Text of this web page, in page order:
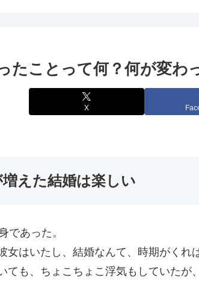
たことって何？何が変わ
X
えた結婚は楽しい
であった。
女はいたし、結婚なんて、時期がくれ
ても、ちょこちょこ浮気もしていたが